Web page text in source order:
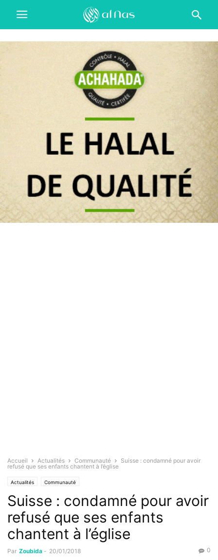
Accueil Actualités Communauté
Suisse : condamné pour avoir
refusé que ses enfants chantent à l’église
Actualités Communauté
Suisse : condamné pour avoir
refusé que ses enfants
chantent à l’église
Par Zoubida - 20/01/2018 0